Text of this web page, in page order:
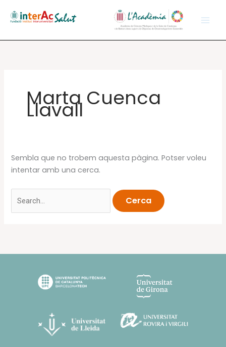
Marta Cuenca
Llavall
Sembla que no trobem aquesta pàgina. Potser voleu
intentar amb una cerca.